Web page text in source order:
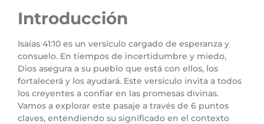
Introducción
Isaías 41:10 es un versículo cargado de esperanza y
consuelo. En tiempos de incertidumbre y miedo,
Dios asegura a su pueblo que está con ellos, los
fortalecerá y los ayudará. Este versículo invita a todos
los creyentes a confiar en las promesas divinas.
Vamos a explorar este pasaje a través de 6 puntos
claves, entendiendo su significado en el contexto